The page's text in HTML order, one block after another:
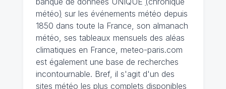
météo) sur les événements météo depuis
1850 dans toute la France, son almanach
météo, ses tableaux mensuels des aléas
climatiques en France, meteo-paris.com
est également une base de recherches
incontournable. Bref, il s'agit d'un des
sites météo les plus complets disponibles